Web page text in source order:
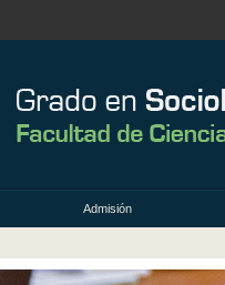
Admisión